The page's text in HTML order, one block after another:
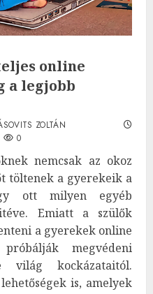
online
a legjobb
ZOLTÁN
0
nemcsak az okoz
töltenek a gyerekeik a
ott milyen egyéb
Emiatt a szülők
a gyerekek online
megvédeni
világ kockázataitól.
is, amelyek